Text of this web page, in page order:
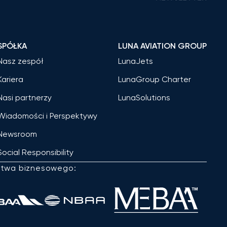
zespół
partnerzy
i Perspektywy
Responsibility
LUNA AVIATION GROUP
LunaJets
LunaGroup Charter
LunaSolutions
biznesowego: